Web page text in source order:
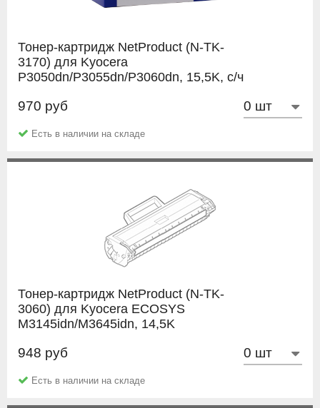
Тонер-картридж NetProduct (N-TK-
3170) для Kyocera
P3050dn/P3055dn/P3060dn, 15,5K, с/ч
NetProduct
970 руб
Есть в наличии на складе
Тонер-картридж NetProduct (N-TK-
3060) для Kyocera ECOSYS
M3145idn/M3645idn, 14,5K
NetProduct
948 руб
Есть в наличии на складе